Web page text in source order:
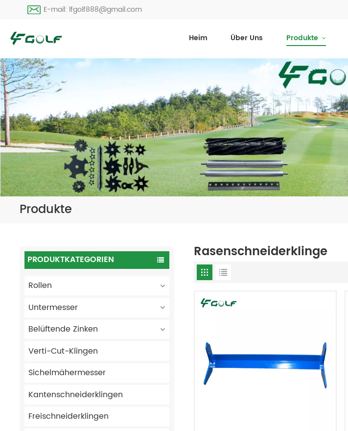
E-mail: lfgolf888@gmail.com
Heim Über Uns Produkte
Produkte
PRODUKTKATEGORIEN
Rollen
Untermesser
Belüftende Zinken
Verti-Cut-Klingen
Sichelmähermesser
Kantenschneiderklingen
Freischneiderklingen
Rasenschneiderklinge